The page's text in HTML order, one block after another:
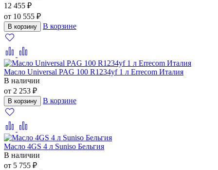
12 455 ₽
от 10 555 ₽
В корзину В корзине
Масло Universal PAG 100 R1234yf 1 л Errecom Италия
В наличии
от 2 253 ₽
В корзину В корзине
Масло 4GS 4 л Suniso Бельгия
В наличии
от 5 755 ₽